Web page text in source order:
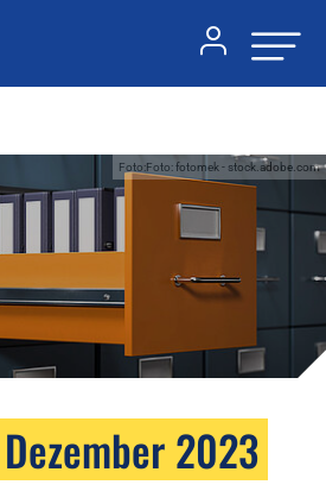
Foto:Foto: fotomek - stock.adobe.com
2023